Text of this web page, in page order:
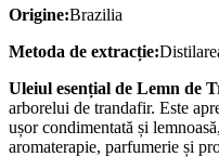
Origine:Brazilia
Metoda de extracție:
Uleiul esențial de Lemn de
arborelui de trandafir. Este
ușor condimentată și
aromaterapie, parfumerie și